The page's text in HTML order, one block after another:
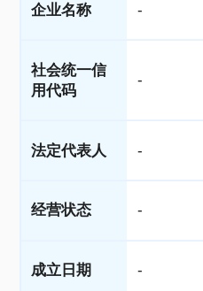
企业名称 -
社会统一信
用代码
-
法定代表人 -
经营状态 -
成立日期 -